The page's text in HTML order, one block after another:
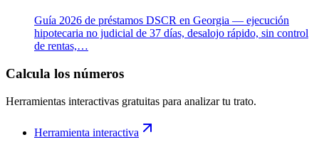
Guía 2026 de préstamos DSCR en Georgia — ejecución
hipotecaria no judicial de 37 días, desalojo rápido, sin control
de rentas,…
Calcula los números
Herramientas interactivas gratuitas para analizar tu trato.
Herramienta interactiva